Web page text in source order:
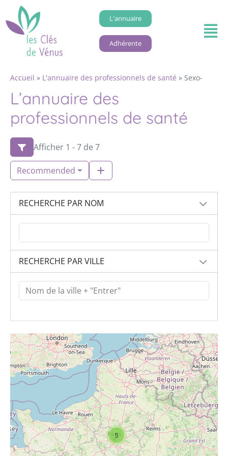
L'annuaire
Adhérente
Accueil » L'annuaire des professionnels de santé » Sexo-
L’annuaire des
professionnels de santé
Afficher 1 - 7 de 7
Recommended
RECHERCHE PAR NOM
RECHERCHE PAR VILLE
5